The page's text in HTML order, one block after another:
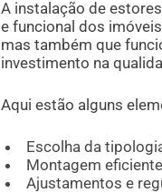
A instalação de
e funcional dos
mas também que
investimento na
Aqui estão alguns
Escolha da
Montagem
Ajustamentos e